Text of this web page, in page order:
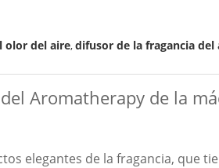
olor del aire,difusor de la fragancia del
Aromatherapy de la
elegantes de la fragancia, que